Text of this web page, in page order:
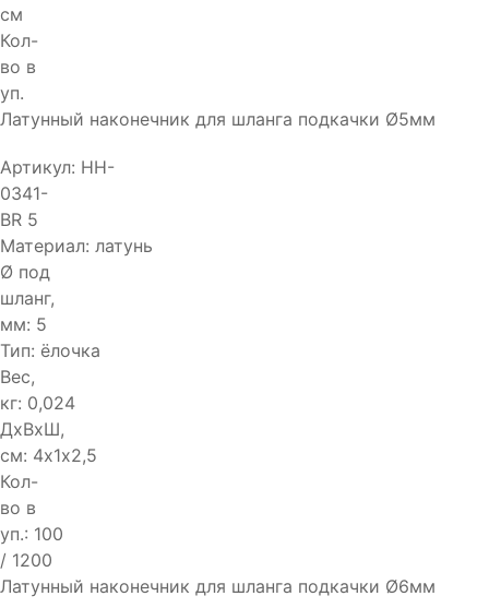
см
Кол-
во в
уп.
Латунный наконечник для шланга подкачки Ø5мм
Артикул: HH-
0341-
BR 5
Материал: латунь
Ø под
шланг,
мм: 5
Тип: ёлочка
Вес,
кг: 0,024
ДхВхШ,
см: 4х1х2,5
Кол-
во в
уп.: 100
/ 1200
Латунный наконечник для шланга подкачки Ø6мм